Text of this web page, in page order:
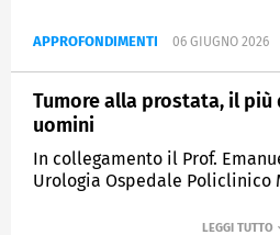
APPROFONDIMENTI 06 GIUGNO 2026
Tumore alla prostata, il
uomini
In collegamento il Prof.
Urologia Ospedale Policlinico